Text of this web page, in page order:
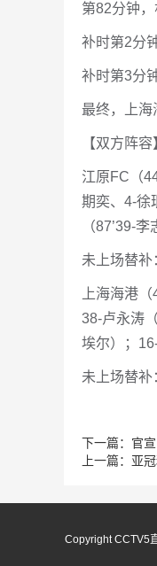
第82分钟
补时第2分
补时第3分
最终，上海
【双方阵容
江原FC（
期奕、4-徐
（87’39-李
未上场替
上海海港
38-卢永涛
埃尔）；
未上场替
下一篇： 官
上一篇： 亚
Copyright CCTV5